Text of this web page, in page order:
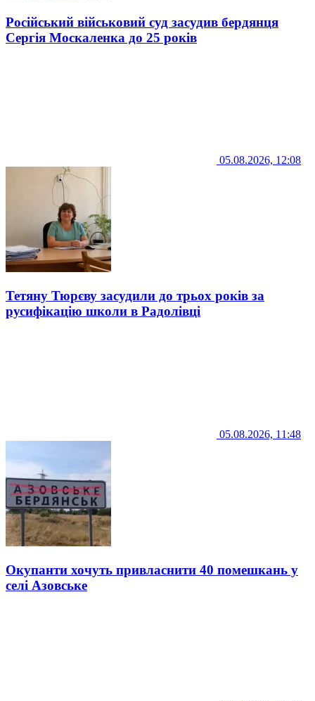
Російський військовий суд засудив бердянця
Сергія Москаленка до 25 років
05.08.2026, 12:08
Тетяну Тюрєву засудили до трьох років за
русифікацію школи в Радолівці
05.08.2026, 11:48
Окупанти хочуть привласнити 40 помешкань у
селі Азовське